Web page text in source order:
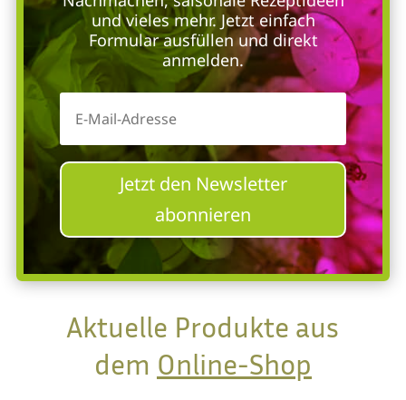
und vieles mehr. Jetzt einfach
Formular ausfüllen und direkt
anmelden.
Jetzt den Newsletter
abonnieren
Aktuelle Produkte aus
dem Online-Shop